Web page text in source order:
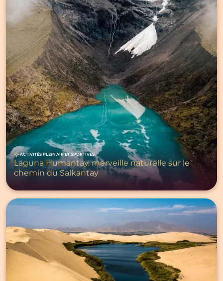
ACTIVITÉS PLEIN AIR ET SPORTIVES
Laguna Humantay, merveille naturelle sur le
chemin du Salkantay